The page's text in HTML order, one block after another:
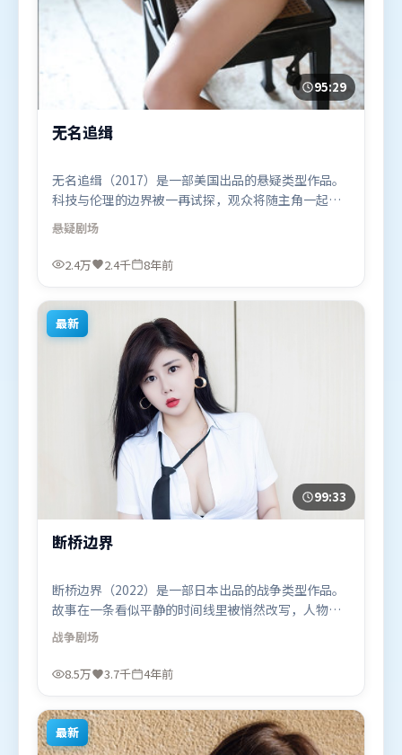
95:29
无名追缉
无名追缉（2017）是一部美国出品的悬疑类型作品。
科技与伦理的边界被一再试探，观众将随主角一起经
历道德震荡。群像刻画各有弧光，配角亦承担叙事推
进功能。由冯小刚执导，王景春、梁朝伟、周冬雨，
肖战等联袂出演。影片于2017年9月17日（美国）在
悬疑剧场
2.4万 2.4千 8年前
最新
99:33
断桥边界
断桥边界（2022）是一部日本出品的战争类型作品。
故事在一条看似平静的时间线里被悄然改写，人物被
迫直面过去与现在的撕裂。视听风格统一而富有实验
感，配乐与画面情绪贴合。由李安执导，提莫西·查
拉米、咏梅、章子怡，秦海璐、汤唯等联袂出演。影
合喜欢战争题材的观众观看。
战争剧场
8.5万 3.7千 4年前
最新